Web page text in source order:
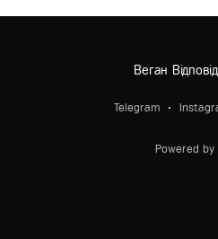
Веган
Telegram
Powered by